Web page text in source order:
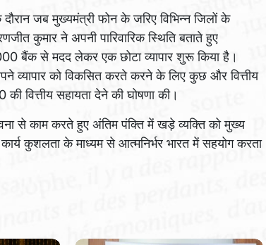
दौरान जब मुख्यमंत्री फोन के जरिए विभिन्न जिलों के
कुमार ने अपनी पारिवारिक स्थिति बताते हुए
बैंक से मदद लेकर एक छोटा व्यापार शुरू किया है।
व्यापार को विकसित करते करने के लिए कुछ और वित्तीय
वित्तीय सहायता देने की घोषणा की।
से काम करते हुए अंतिम पंक्ति में खड़े व्यक्ति को मुख्य
कुशलता के माध्यम से आत्मनिर्भर भारत में सहयोग करता